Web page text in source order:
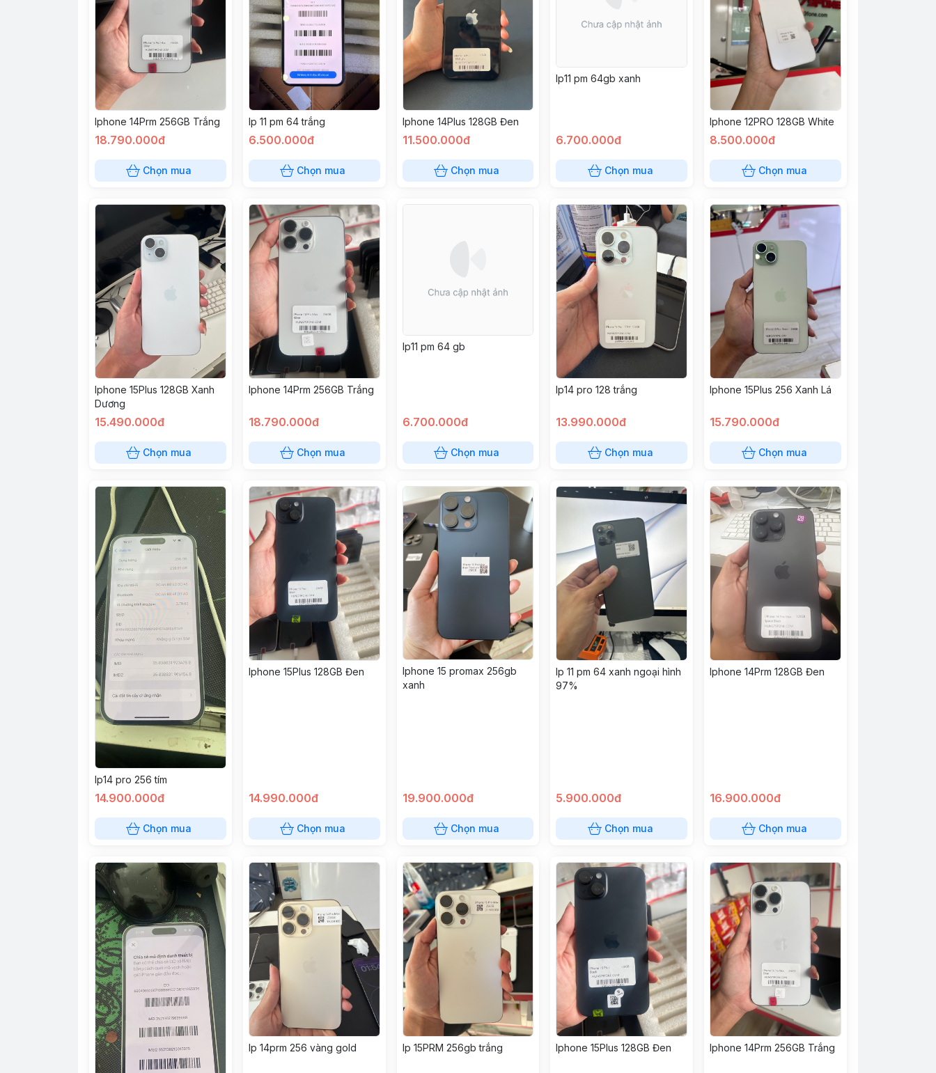
Iphone 14Prm 256GB Trắng
18.790.000đ
Chọn mua
Ip 11 pm 64 trắng
6.500.000đ
Chọn mua
Iphone 14Plus 128GB Đen
11.500.000đ
Chọn mua
Ip11 pm 64gb xanh
6.700.000đ
Chọn mua
Iphone 12PRO 128GB White
8.500.000đ
Chọn mua
Iphone 15Plus 128GB Xanh
Dương
15.490.000đ
Chọn mua
Iphone 14Prm 256GB Trắng
18.790.000đ
Chọn mua
Ip11 pm 64 gb
6.700.000đ
Chọn mua
Ip14 pro 128 trắng
13.990.000đ
Chọn mua
Iphone 15Plus 256 Xanh Lá
15.790.000đ
Chọn mua
Ip14 pro 256 tím
14.900.000đ
Chọn mua
Iphone 15Plus 128GB Đen
14.990.000đ
Chọn mua
Iphone 15 promax 256gb
xanh
19.900.000đ
Chọn mua
Ip 11 pm 64 xanh ngoại hình
97%
5.900.000đ
Chọn mua
Iphone 14Prm 128GB Đen
16.900.000đ
Chọn mua
Ip 14prm 256 vàng gold Ip 15PRM 256gb trắng Iphone 15Plus 128GB Đen Iphone 14Prm 256GB Trắng